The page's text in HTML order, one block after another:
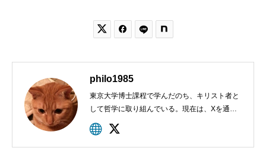
 
philo1985
東京大学博士課程で学んだのち、キリスト者と
して哲学に取り組んでいる。現在は、Xを通し
て活動を行っている。